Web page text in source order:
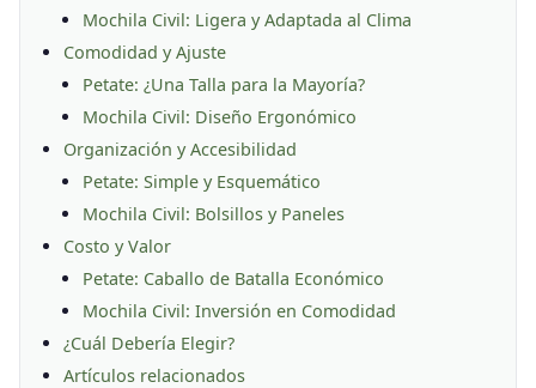
Mochila Civil: Ligera y Adaptada al Clima
Comodidad y Ajuste
Petate: ¿Una Talla para la Mayoría?
Mochila Civil: Diseño Ergonómico
Organización y Accesibilidad
Petate: Simple y Esquemático
Mochila Civil: Bolsillos y Paneles
Costo y Valor
Petate: Caballo de Batalla Económico
Mochila Civil: Inversión en Comodidad
¿Cuál Debería Elegir?
Artículos relacionados